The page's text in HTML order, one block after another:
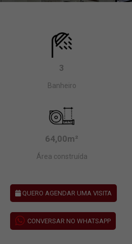
3
Banheiro
64,00m²
Área construída
QUERO AGENDAR UMA VISITA
CONVERSAR NO WHATSAPP